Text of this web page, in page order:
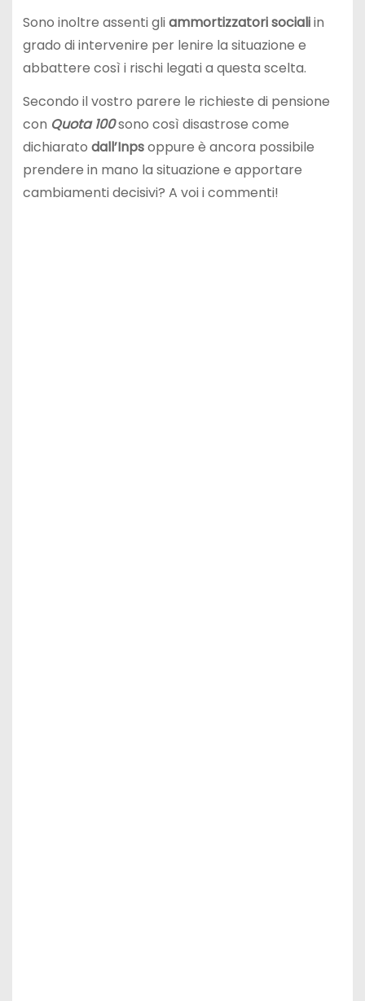
Sono inoltre assenti gliammortizzatori socialiin
grado di intervenire per lenire la situazione e
abbattere così i rischi legati a questa scelta.
Secondo il vostro parere le richieste di pensione
con Quota 100sono così disastrose come
dichiarato dall’Inpsoppure è ancora possibile
prendere in mano la situazione e apportare
cambiamenti decisivi? A voi i commenti!